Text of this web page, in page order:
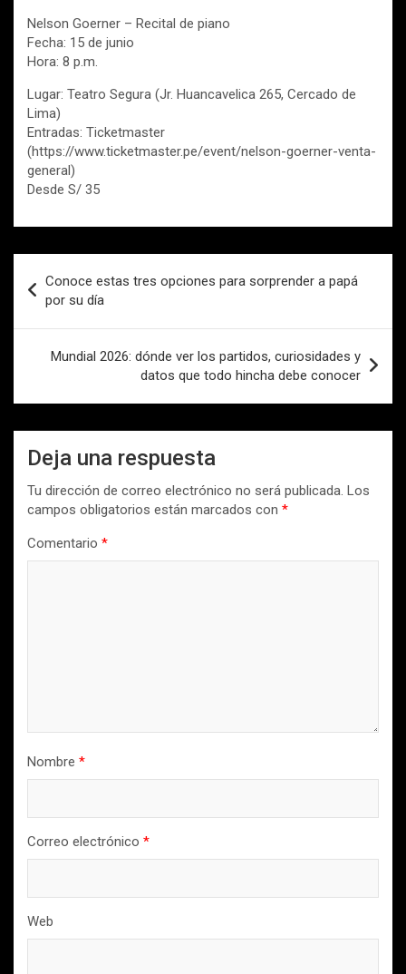
Nelson Goerner – Recital de piano
Fecha: 15 de junio
Hora: 8 p.m.
Lugar: Teatro Segura (Jr. Huancavelica 265, Cercado de
Lima)
Entradas: Ticketmaster
(https://www.ticketmaster.pe/event/nelson-goerner-venta-
general)
Desde S/ 35
de
entradas
Conoce estas tres opciones para sorprender a papá
por su día
Mundial 2026: dónde ver los partidos, curiosidades y
datos que todo hincha debe conocer
Deja una respuesta
Tu dirección de correo electrónico no será publicada. Los
campos obligatorios están marcados con *
Comentario *
Nombre *
Correo electrónico *
Web